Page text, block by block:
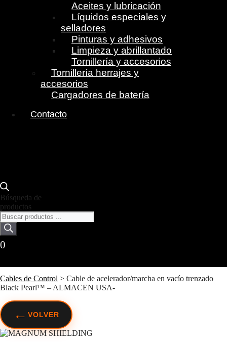
Cables de Control > Cable de acelerador/marcha en vacío trenzado
Black Pearl™ – ALMACEN USA-
Aceites y lubricación
Líquidos especiales y
selladores
Pinturas y adhesivos
Limpieza y abrillantado
Tornillería y accesorios
Tornillería herrajes y
accesorios
Cargadores de batería
Contacto
Búsqueda de
productos
0
← VOLVER